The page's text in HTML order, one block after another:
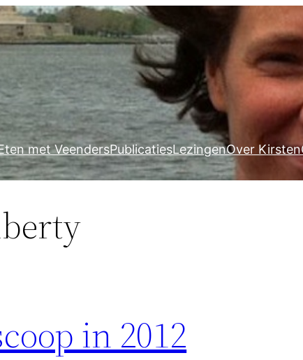
met VeendersPublicatiesLezingenOver Kirsten
in 2012